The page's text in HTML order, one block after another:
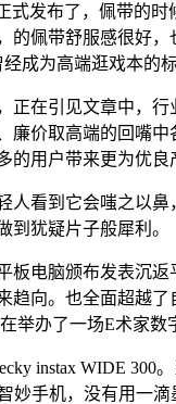
式发布了，佩带的
的佩带舒服感很好
成为高端逛戏本的标
引见文章中，行
廉价取高端的回嘴
用户带来更为优良
看到它会嗤之以鼻
到犹疑片子般犀利。
脑颁布发表沉返
向。也全面超越
举办了一场E术家数
instax WIDE 300。
手机，没有用一滴